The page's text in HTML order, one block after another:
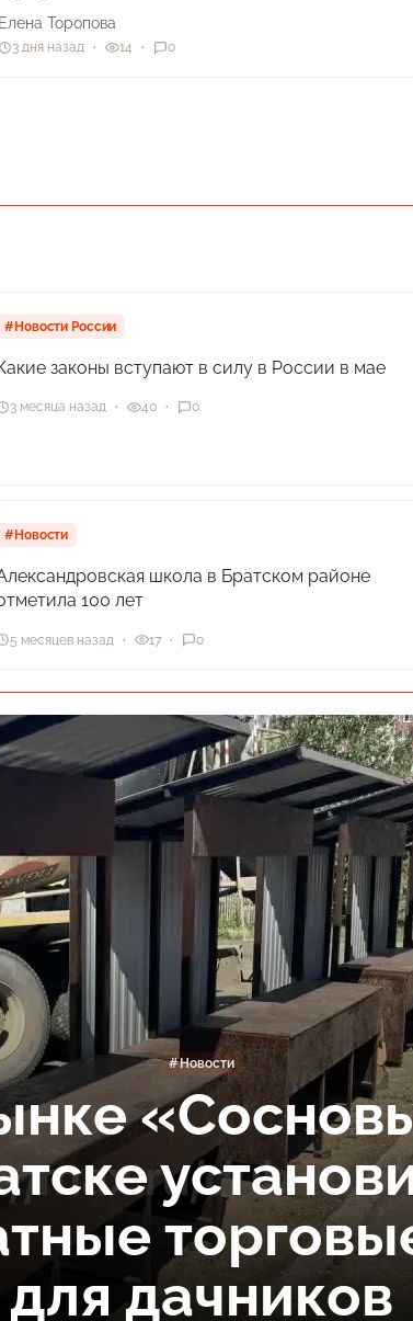
Елена Торопова
3 дня назад 14 0
#Новости России
законы вступают в силу в России в мае
3 месяца назад 40 0
#Новости
школа в Братском районе
100 лет
5 месяцев назад 17 0
Новости
для дачников